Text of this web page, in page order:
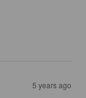
5 years ago